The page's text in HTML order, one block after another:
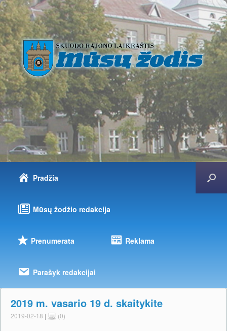
Pradžia
Mūsų žodžio redakcija
Prenumerata Reklama
Parašyk redakcijai
2019 m. vasario 19 d. skaitykite
2019-02-18 | (0)